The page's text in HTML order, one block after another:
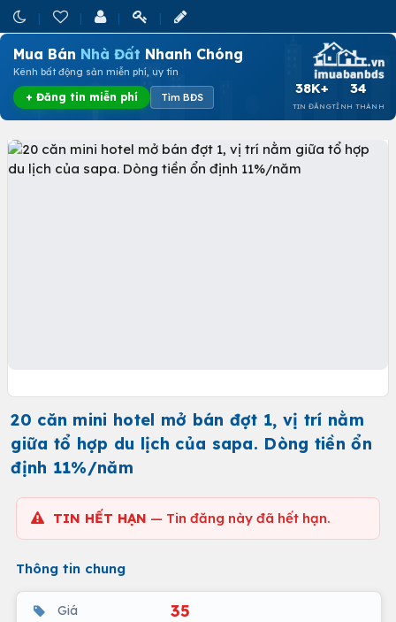
Mua Bán Nhà Đất Nhanh Chóng
Kênh bất động sản miễn phí, uy tín
+ Đăng tin miễn phí Tìm BĐS
38K+
TIN ĐĂNG
34
TỈNH THÀNH
20 căn mini hotel mở bán đợt 1, vị trí nằm
giữa tổ hợp du lịch của sapa. Dòng tiền ổn
định 11%/năm
TIN HẾT HẠN — Tin đăng này đã hết hạn.
Thông tin chung
Giá 35